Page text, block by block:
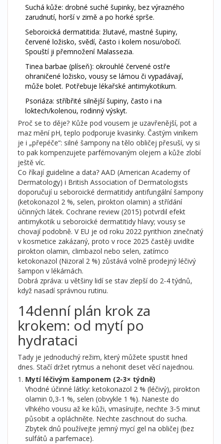
Suchá kůže: drobné suché šupinky, bez výrazného
zarudnutí, horší v zimě a po horké sprše.
Seboroická dermatitida: žlutavé, mastné šupiny,
červené ložisko, svědí, často i kolem nosu/obočí.
Spouští ji přemnožení Malassezia.
Tinea barbae (plíseň): okrouhlé červené ostře
ohraničené ložisko, vousy se lámou či vypadávají,
může bolet. Potřebuje lékařské antimykotikum.
Psoriáza: stříbřité silnější šupiny, často i na
loktech/kolenou, rodinný výskyt.
Proč se to děje? Kůže pod vousem je uzavřenější, pot a
maz mění pH, teplo podporuje kvasinky. Častým viníkem
je i „přepéče“: silné šampony na tělo obličej přesuší, vy si
to pak kompenzujete parfémovaným olejem a kůže zlobí
ještě víc.
Co říkají guideline a data? AAD (American Academy of
Dermatology) i British Association of Dermatologists
doporučují u seboroické dermatitidy antifungální šampony
(ketokonazol 2 %, selen, pirokton olamin) a střídání
účinných látek. Cochrane review (2015) potvrdil efekt
antimykotik u seboroické dermatitidy hlavy; vousy se
chovají podobně. V EU je od roku 2022 pyrithion zinečnatý
v kosmetice zakázaný, proto v roce 2025 častěji uvidíte
pirokton olamin, climbazol nebo selen, zatímco
ketokonazol (Nizoral 2 %) zůstává volně prodejný léčivý
šampon v lékárnách.
Dobrá zpráva: u většiny lidí se stav zlepší do 2-4 týdnů,
když nasadí správnou rutinu.
14denní plán krok za
krokem: od mytí po
hydrataci
Tady je jednoduchý režim, který můžete spustit hned
dnes. Stačí držet rytmus a nehonit deset věcí najednou.
Mytí léčivým šamponem (2-3× týdně)
Vhodné účinné látky: ketokonazol 2 % (léčivý), pirokton
olamin 0,3-1 %, selen (obvykle 1 %). Naneste do
vlhkého vousu až ke kůži, vmasírujte, nechte 3-5 minut
působit a opláchněte. Nechte zaschnout do sucha.
Zbytek dnů používejte jemný mycí gel na obličej (bez
sulfátů a parfemace).